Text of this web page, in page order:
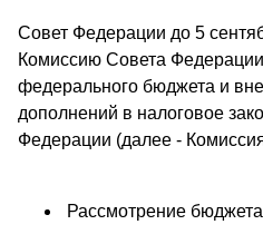
Совет Федерации до 5
Комиссию Совета
федерального бюджета и
дополнений в налоговое
Федерации (далее -
Рассмотрение бюджета